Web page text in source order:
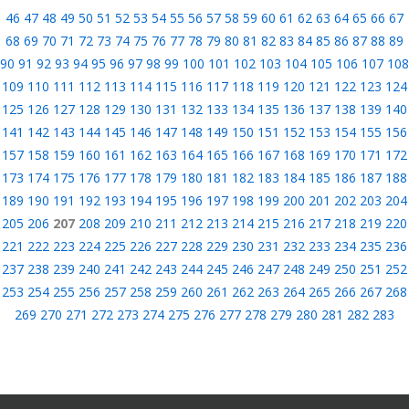
46 47 48 49 50 51 52 53 54 55 56 57 58 59 60 61 62 63 64 65 66 67
68 69 70 71 72 73 74 75 76 77 78 79 80 81 82 83 84 85 86 87 88 89
90 91 92 93 94 95 96 97 98 99 100 101 102 103 104 105 106 107 108
109 110 111 112 113 114 115 116 117 118 119 120 121 122 123 124
125 126 127 128 129 130 131 132 133 134 135 136 137 138 139 140
141 142 143 144 145 146 147 148 149 150 151 152 153 154 155 156
157 158 159 160 161 162 163 164 165 166 167 168 169 170 171 172
173 174 175 176 177 178 179 180 181 182 183 184 185 186 187 188
189 190 191 192 193 194 195 196 197 198 199 200 201 202 203 204
205 206 207 208 209 210 211 212 213 214 215 216 217 218 219 220
221 222 223 224 225 226 227 228 229 230 231 232 233 234 235 236
237 238 239 240 241 242 243 244 245 246 247 248 249 250 251 252
253 254 255 256 257 258 259 260 261 262 263 264 265 266 267 268
269 270 271 272 273 274 275 276 277 278 279 280 281 282 283